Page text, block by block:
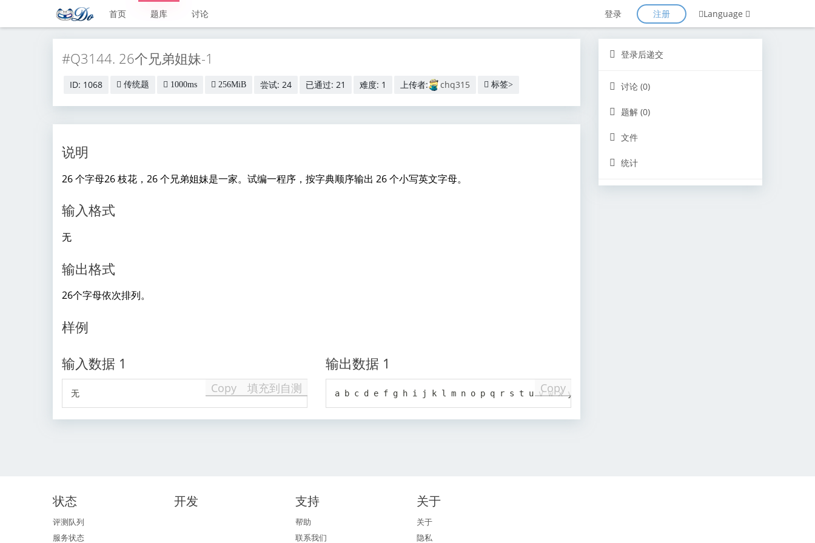
首页 题库 讨论 登录 注册 Language
#Q3144. 26个兄弟姐妹-1
ID: 1068 传统题 1000ms 256MiB 尝试: 24 已通过: 21 难度: 1 上传者: chq315 标签>
说明
26 个字母26 枝花，26 个兄弟姐妹是一家。试编一程序，按字典顺序输出 26 个小写英文字母。
输入格式
无
输出格式
26个字母依次排列。
样例
输入数据 1
无 Copy 填充到自测
输出数据 1
a b c d e f g h i j k l m n o p q r s t u v w x y z
Copy
登录后递交
讨论 (0)
题解 (0)
文件
统计
状态
评测队列
服务状态
开发 支持
帮助
联系我们
关于
关于
隐私